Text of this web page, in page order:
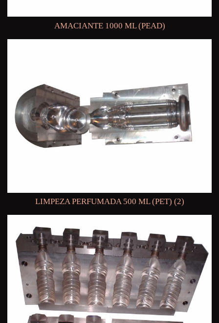
AMACIANTE 1000 ML (PEAD)
LIMPEZA PERFUMADA 500 ML (PET) (2)